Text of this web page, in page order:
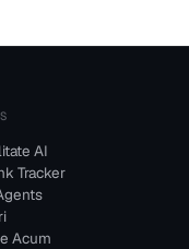
AI
Tracker
Acum